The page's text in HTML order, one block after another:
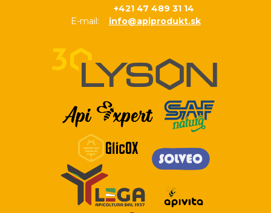
+421 47 489 31 14
E-mail: info@apiprodukt.sk